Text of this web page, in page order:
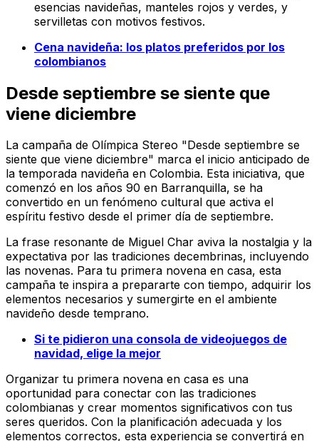
esencias navideñas, manteles rojos y verdes, y
servilletas con motivos festivos.
Cena navideña: los platos preferidos por los
colombianos
Desde septiembre se siente que
viene diciembre
La campaña de Olímpica Stereo "Desde septiembre se
siente que viene diciembre" marca el inicio anticipado de
la temporada navideña en Colombia. Esta iniciativa, que
comenzó en los años 90 en Barranquilla, se ha
convertido en un fenómeno cultural que activa el
espíritu festivo desde el primer día de septiembre.
La frase resonante de Miguel Char aviva la nostalgia y la
expectativa por las tradiciones decembrinas, incluyendo
las novenas. Para tu primera novena en casa, esta
campaña te inspira a prepararte con tiempo, adquirir los
elementos necesarios y sumergirte en el ambiente
navideño desde temprano.
Si te pidieron una consola de videojuegos de
navidad, elige la mejor
Organizar tu primera novena en casa es una
oportunidad para conectar con las tradiciones
colombianas y crear momentos significativos con tus
seres queridos. Con la planificación adecuada y los
elementos correctos, esta experiencia se convertirá en